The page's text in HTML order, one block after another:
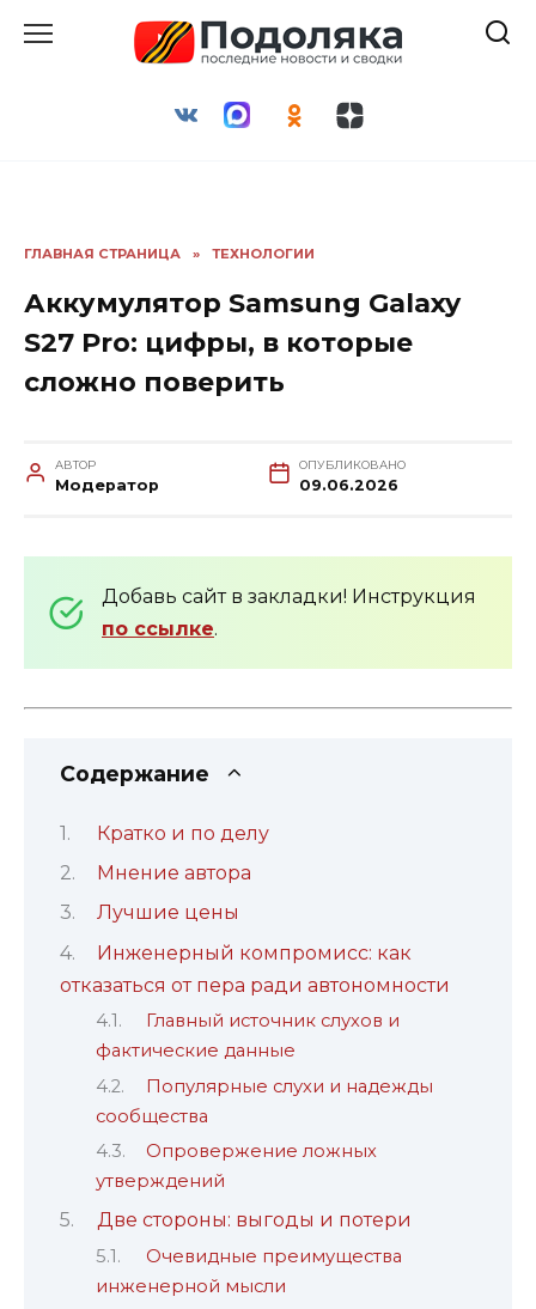
ГЛАВНАЯ СТРАНИЦА » ТЕХНОЛОГИИ
Аккумулятор Samsung Galaxy
S27 Pro: цифры, в которые
сложно поверить
АВТОР
Модератор
ОПУБЛИКОВАНО
09.06.2026
Добавь сайт в закладки! Инструкция
по ссылке.
Содержание
Кратко и по делу
Мнение автора
Лучшие цены
Инженерный компромисс: как
отказаться от пера ради автономности
Главный источник слухов и
фактические данные
Популярные слухи и надежды
сообщества
Опровержение ложных
утверждений
Две стороны: выгоды и потери
Очевидные преимущества
инженерной мысли